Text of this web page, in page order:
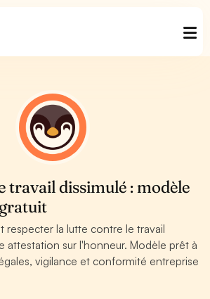
travail dissimulé : modèle
respecter la lutte contre le travail
attestation sur l'honneur. Modèle prêt à
vigilance et conformité entreprise